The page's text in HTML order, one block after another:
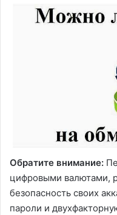
Обратите внимание:
цифровыми валютами,
безопасность своих
пароли и